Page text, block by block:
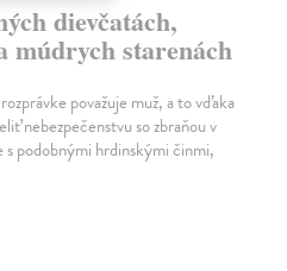
dievčatách,
múdrych starenách
považuje muž, a to vďaka
nebezpečenstvu so zbraňou v
podobnými hrdinskými činmi,